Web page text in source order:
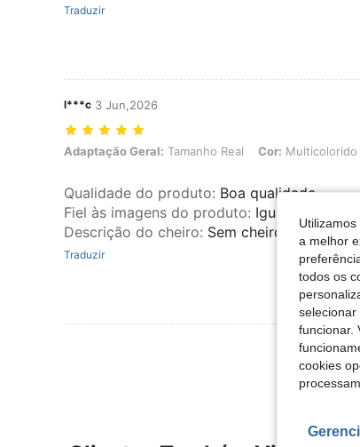
Traduzir
l***c 3 Jun,2026
Adaptação Geral: Tamanho Real, Cor: Multicolorido,
Adaptação Geral: Tamanho Real Cor: Multicolorido
Qualidade do produto: Boa qualidade
Fiel às imagens do produto: Igual a imagem
Descrição do cheiro: Sem cheiro
Traduzir
Ver
a melhor
todos os
selecionar
funcionar.
cookies